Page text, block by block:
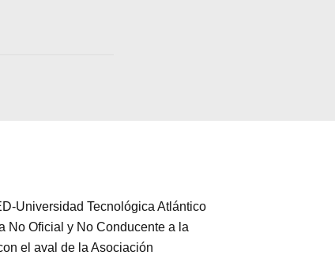
Universidad Tecnológica Atlántico
No Oficial y No Conducente a la
el aval de la Asociación